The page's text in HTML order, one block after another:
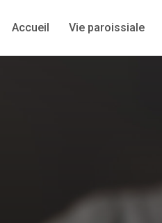
Accueil Vie paroissiale